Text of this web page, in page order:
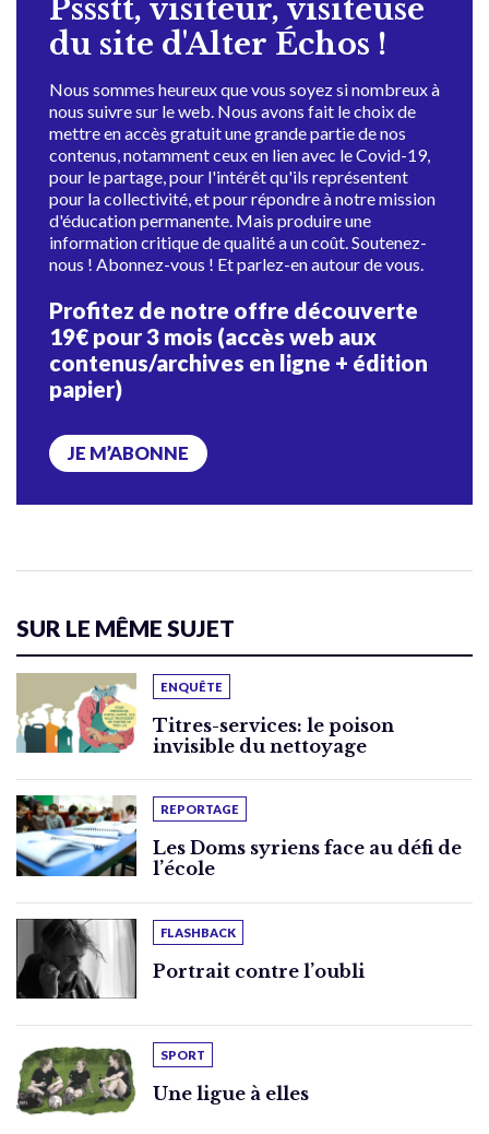
Pssstt, visiteur, visiteuse
du site d'Alter Échos !
Nous sommes heureux que vous soyez si nombreux à
nous suivre sur le web. Nous avons fait le choix de
mettre en accès gratuit une grande partie de nos
contenus, notamment ceux en lien avec le Covid-19,
pour le partage, pour l'intérêt qu'ils représentent
pour la collectivité, et pour répondre à notre mission
d'éducation permanente. Mais produire une
information critique de qualité a un coût. Soutenez-
nous ! Abonnez-vous ! Et parlez-en autour de vous.
Profitez de notre offre découverte
19€ pour 3 mois (accès web aux
contenus/archives en ligne + édition
papier)
JE M’ABONNE
SUR LE MÊME SUJET
ENQUÊTE
Titres-services: le poison
invisible du nettoyage
REPORTAGE
Les Doms syriens face au défi de
l’école
FLASHBACK
Portrait contre l’oubli
SPORT
Une ligue à elles